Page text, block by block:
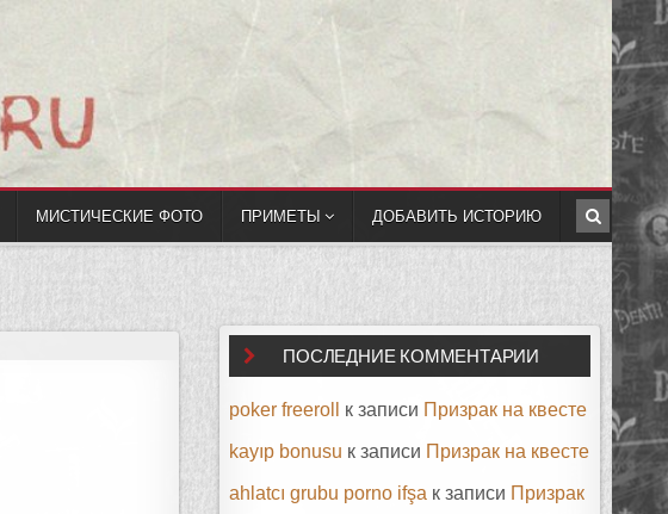
МИСТИЧЕСКИЕ ФОТО ПРИМЕТЫ ДОБАВИТЬ ИСТОРИЮ
ПОСЛЕДНИЕ КОММЕНТАРИИ
poker freeroll к записи Призрак на квесте
kayıp bonusu к записи Призрак на квесте
ahlatcı grubu porno ifşa к записи Призрак